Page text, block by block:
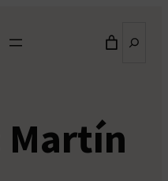
Martín